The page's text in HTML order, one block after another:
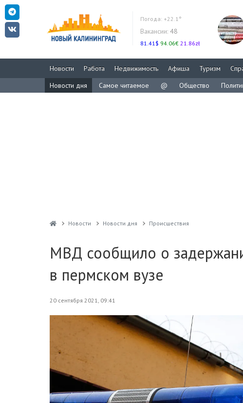
Погода: +22.1°
Вакансии: 48
81.41$ 94.06€ 21.86zł
Новости Работа Недвижимость Афиша Туризм
Новости дня
Самое читаемое @ Общество
Новости Новости дня Проиcшествия
МВД сообщило о
в пермском вузе
20 сентября 2021, 09:41